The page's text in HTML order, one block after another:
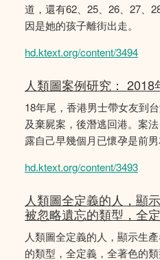
道，還有62、25、26、27、
因是她的孩子離街出走。
hd.ktext.org/content/3494
人類圖案例研究：
18年尾，香港男士帶女友到
及棄屍案，後潛逃回港。案
露自己早幾個月已懷孕是前
hd.ktext.org/content/3493
人類圖全定義的人，顯
被忽略遺忘的類型，全
人類圖全定義的人，顯示生
的類型，全定義，全著色的